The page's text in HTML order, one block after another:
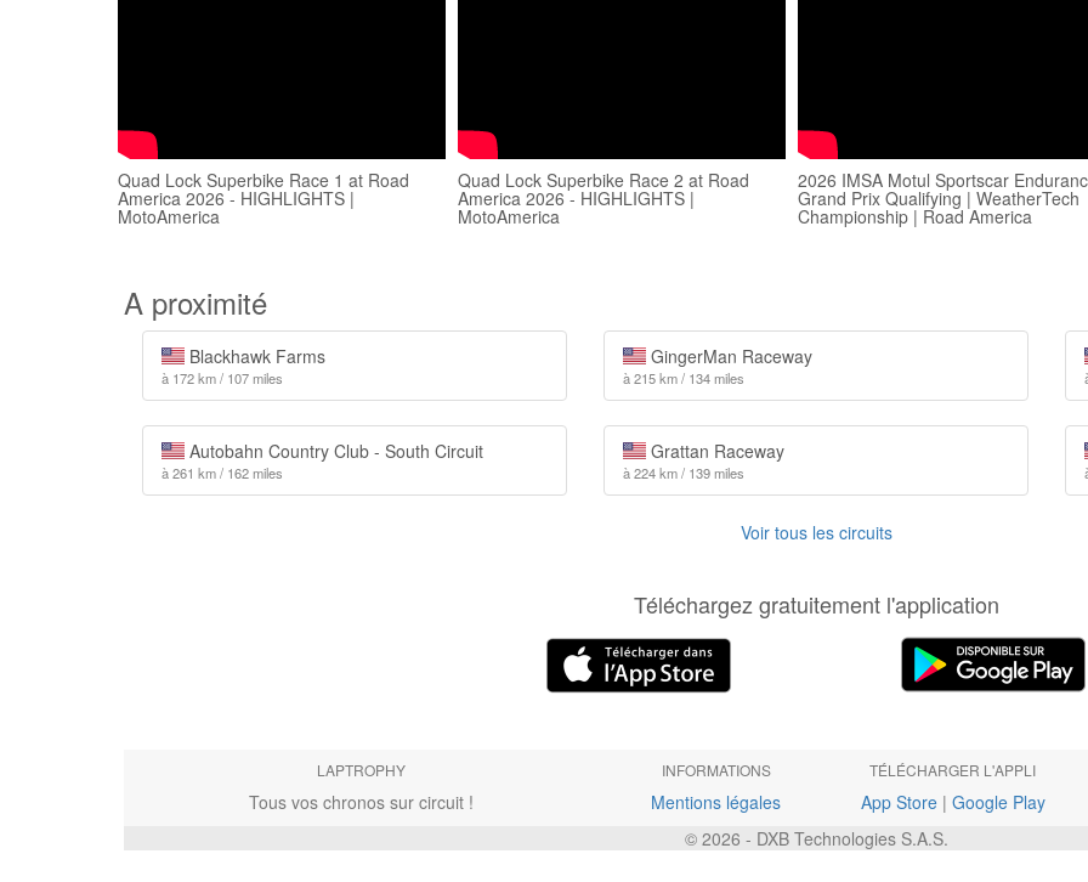
Quad Lock Superbike Race 1 at Road
America 2026 - HIGHLIGHTS |
MotoAmerica
Quad Lock Superbike Race 2 at Road
America 2026 - HIGHLIGHTS |
MotoAmerica
2026 IMSA Motul Sportscar
Grand Prix Qualifying | WeatherTech
Championship | Road America
A proximité
Blackhawk Farms
à 172 km / 107 miles
GingerMan Raceway
à 215 km / 134 miles
Autobahn Country Club - South Circuit
à 261 km / 162 miles
Grattan Raceway
à 224 km / 139 miles
Voir tous les circuits
Téléchargez gratuitement l'application
LAPTROPHY
Tous vos chronos sur circuit !
INFORMATIONS
Mentions légales
TÉLÉCHARGER L'APPLI
App Store| Google Play
© 2026 - DXB Technologies S.A.S.